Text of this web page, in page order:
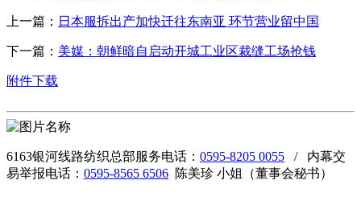
上一篇： 日本服拆出产加快迁往东南亚 环节营业留中国
下一篇： 美媒：朝鲜暗自启动开城工业区裁缝工场抢钱
附件下载
6163银河线路纺织总部服务电话： 0595-8205 0055 / 内幕交
易举报电话： 0595-8565 6506 陈美珍 小姐（董事会秘书）